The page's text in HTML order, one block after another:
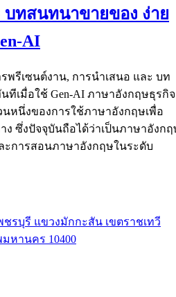
บทสนทนาขายของ ง่าย
AI
พรีเซนต์งาน, การนําเสนอ และ บท
เมื่อใช้ Gen-AI ภาษาอังกฤษธุรกิจ
หนึ่งของการใช้ภาษาอังกฤษเพื่อ
ง ซึ่งปัจจุบันถือได้ว่าเป็นภาษาอังก
ะการสอนภาษาอังกฤษในระดับ
ชรบุรี แขวงมักกะสัน เขตราชเทวี
มหานคร 10400